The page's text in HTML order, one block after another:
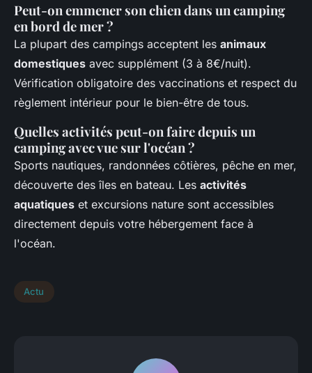
Peut-on emmener son chien dans un camping
en bord de mer ?
La plupart des campings acceptent les animaux
domestiques avec supplément (3 à 8€/nuit).
Vérification obligatoire des vaccinations et respect du
règlement intérieur pour le bien-être de tous.
Quelles activités peut-on faire depuis un
camping avec vue sur l'océan ?
Sports nautiques, randonnées côtières, pêche en mer,
découverte des îles en bateau. Les activités
aquatiques et excursions nature sont accessibles
directement depuis votre hébergement face à
l'océan.
Actu